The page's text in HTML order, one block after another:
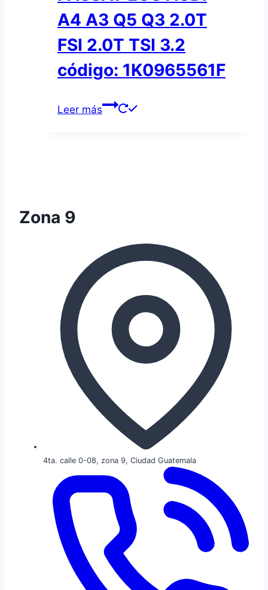
A4 A3 Q5 Q3 2.0T
FSI 2.0T TSI 3.2
código: 1K0965561F
Leer más
Zona 9
4ta. calle 0-08, zona 9, Ciudad Guatemala